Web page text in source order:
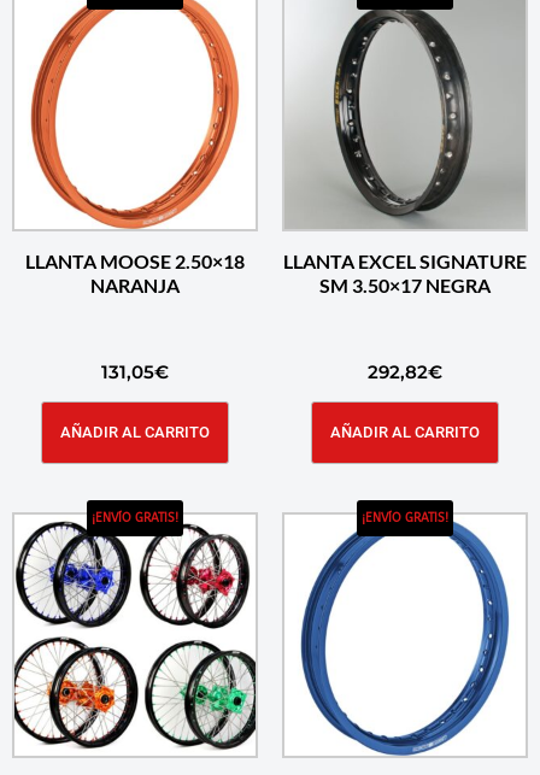
LLANTA MOOSE 2.50×18
NARANJA
131,05€
AÑADIR AL CARRITO
LLANTA EXCEL SIGNATURE
SM 3.50×17 NEGRA
292,82€
AÑADIR AL CARRITO
¡ENVÍO GRATIS! ¡ENVÍO GRATIS!